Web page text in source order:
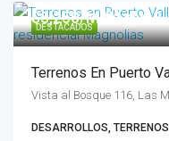
DESTACADOS
$5,250/MXN el m2
DESARROLLOS, TERRENOS